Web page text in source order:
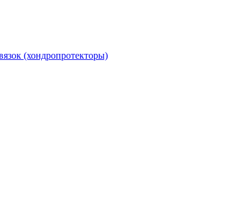
(хондропротекторы)